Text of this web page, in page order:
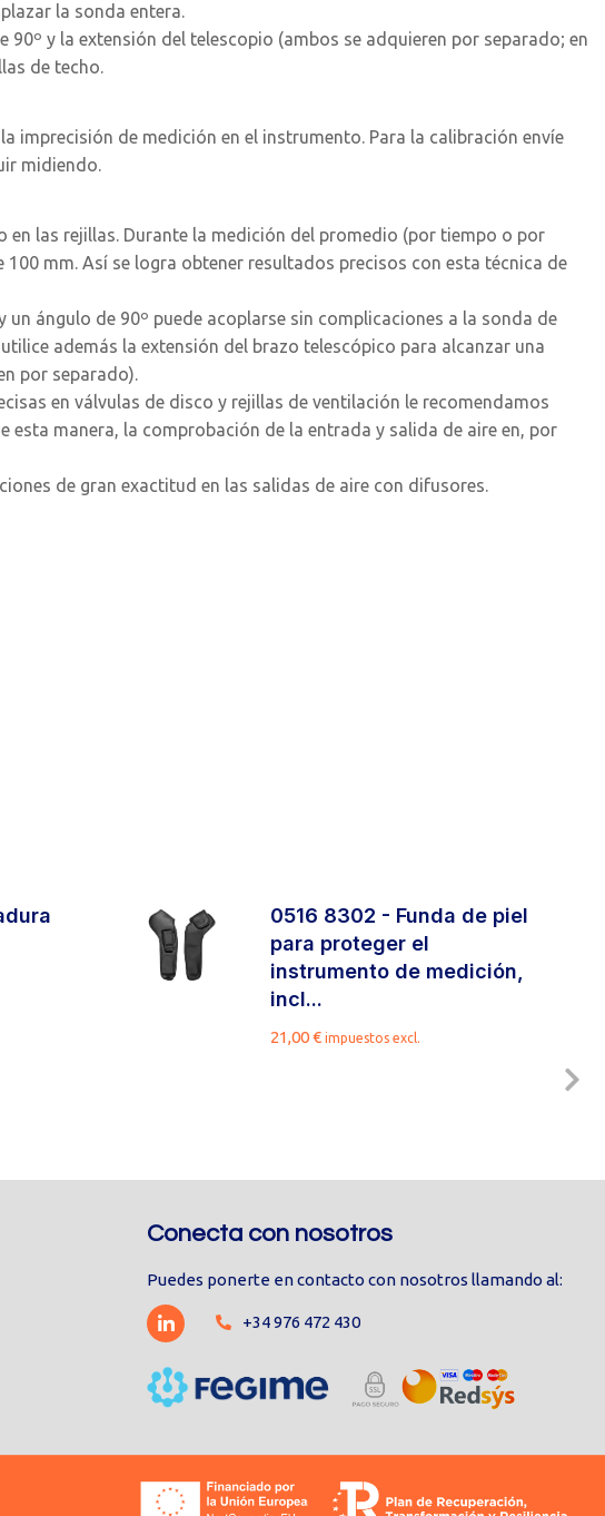
la sonda entera.
y la extensión del telescopio (ambos se adquieren por separado; en
de techo.
imprecisión de medición en el instrumento. Para la calibración envíe
midiendo.
las rejillas. Durante la medición del promedio (por tiempo o por
mm. Así se logra obtener resultados precisos con esta técnica de
ángulo de 90º puede acoplarse sin complicaciones a la sonda de
además la extensión del brazo telescópico para alcanzar una
por separado).
en válvulas de disco y rejillas de ventilación le recomendamos
manera, la comprobación de la entrada y salida de aire en, por
de gran exactitud en las salidas de aire con difusores.
0516 8302 - Funda de piel
para proteger el
instrumento de medición,
incl...
21,00€ impuestos excl.
Conecta con nosotros
Puedes ponerte en contacto con nosotros llamando al:
+34 976 472 430